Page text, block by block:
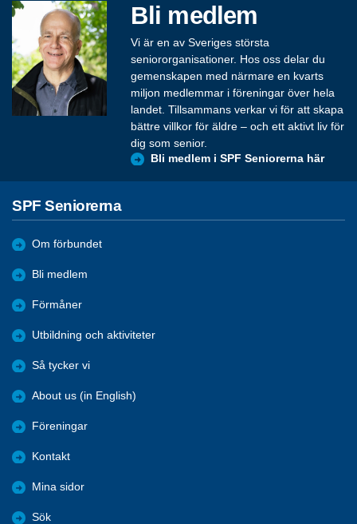
Bli medlem
Vi är en av Sveriges största
seniororganisationer. Hos oss delar du
gemenskapen med närmare en kvarts
miljon medlemmar i föreningar över hela
landet. Tillsammans verkar vi för att skapa
bättre villkor för äldre – och ett aktivt liv för
dig som senior.
Bli medlem i SPF Seniorerna här
SPF Seniorerna
Om förbundet
Bli medlem
Förmåner
Utbildning och aktiviteter
Så tycker vi
About us (in English)
Föreningar
Kontakt
Mina sidor
Sök